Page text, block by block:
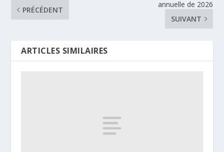
PRÉCÉDENT
annuelle de 2026
SUIVANT
ARTICLES SIMILAIRES